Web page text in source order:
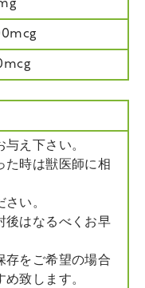
え下さい。
た時は獣医師に相
い。
後はなるべくお早
存をご希望の場合
致します。